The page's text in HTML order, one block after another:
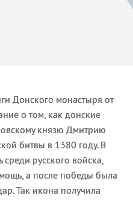
Донского монастыря от
о том, как донские
князю Дмитрию
битвы в 1380 году. В
русского войска,
а после победы была
Так икона получила